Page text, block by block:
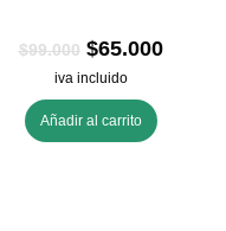
$99.000 $65.000
iva incluido
Añadir al carrito